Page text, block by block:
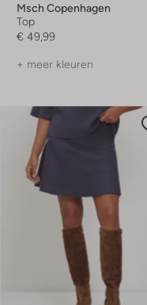
Msch Copenhagen
Top
€ 49,99
+ meer kleuren